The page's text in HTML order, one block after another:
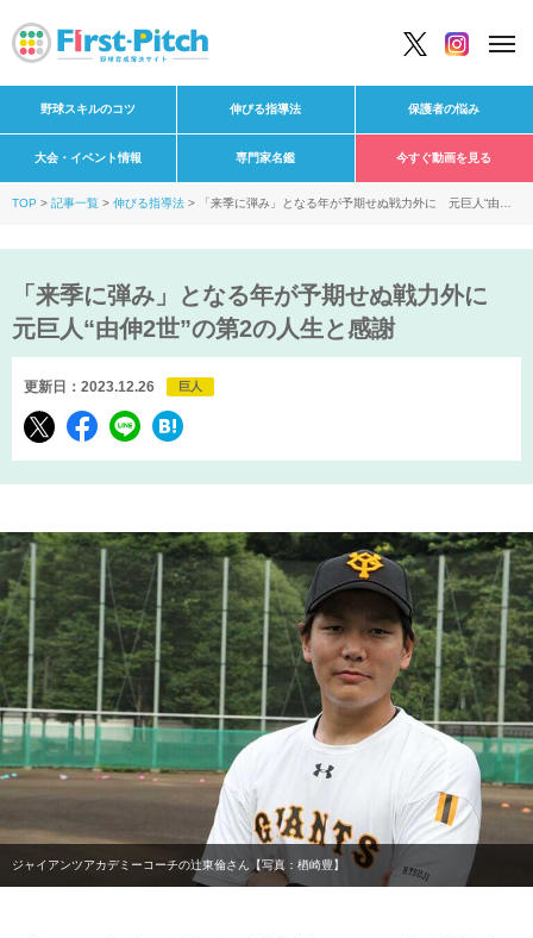
野球スキルのコツ 伸びる指導法 保護者の悩み
大会・イベント情報 専門家名鑑 今すぐ動画を見る
TOP 記事一覧 伸びる指導法
「来季に弾み」となる年が予期せぬ戦力外に 元巨人“由伸2
「来季に弾み」となる年が予期せぬ戦力外に
元巨人“由伸2世”の第2の人生と感謝
更新日：2023.12.26 巨人
ジャイアンツアカデミーコーチの辻東倫さん【写真：楢崎豊】